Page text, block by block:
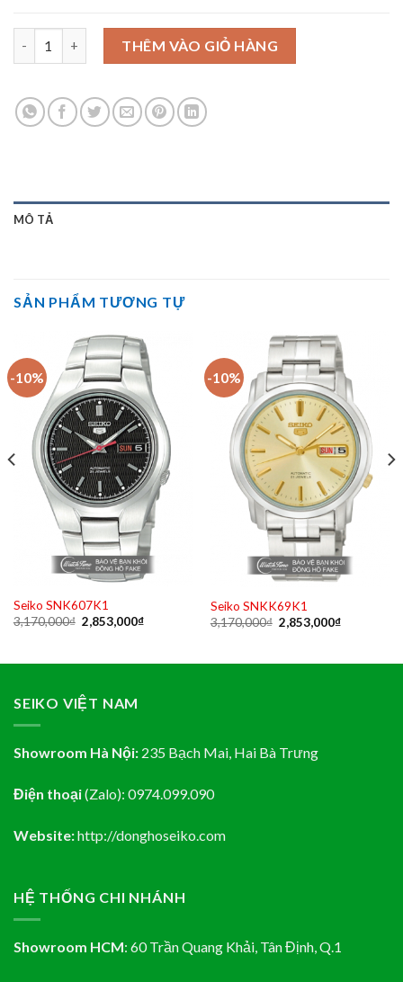
Seiko SNN271P1 số lượngTHÊM VÀO GIỎ HÀNG
MÔ TẢ
SẢN PHẨM TƯƠNG TỰ
-10%
Seiko SNK607K1
3,170,000₫ Original
price
2,853,000₫Current
-10%
Seiko SNKK69K1
3,170,000₫ Original
price
2,853,000₫Current
SEIKO VIỆT NAM
Showroom Hà Nội: 235 Bạch Mai, Hai Bà Trưng
Điện thoại(Zalo): 0974.099.090
Website:http://donghoseiko.com
HỆ THỐNG CHI NHÁNH
Showroom HCM: 60 Trần Quang Khải, Tân Định, Q.1